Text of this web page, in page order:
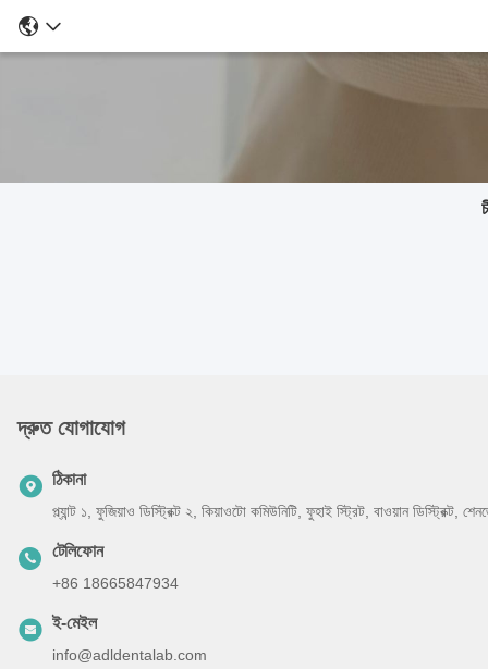
দ্রুত যোগাযোগ
ঠিকানা
প্ল্যান্ট ১, ফুজিয়াও ডিস্ট্রিক্ট ২, কিয়াওটো কমিউনিটি, ফুহাই স্ট্রিট, বাওয়ান ডিস্ট্রিক্ট,
টেলিফোন
+86 18665847934
ই-মেইল
info@adldentalab.com